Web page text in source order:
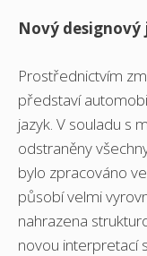
Nový designový
Prostřednictvím
představí
jazyk. V souladu s
odstraněny
bylo zpracováno
působí velmi
nahrazena
novou interpretací